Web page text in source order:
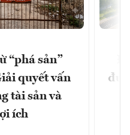
“phá sản”
quyết vấn
tài sản và
ích